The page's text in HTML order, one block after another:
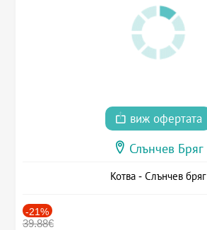
виж офертата
Слънчев Бряг
Котва - Слънчев бряг
-21%
39.88€